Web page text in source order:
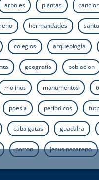
arboles plantas
hermandades
colegios arqueologÍa
geografia poblacion
molinos monumentos
poesia periodicos
cabalgatas guadaÍra
patron jesus nazareno